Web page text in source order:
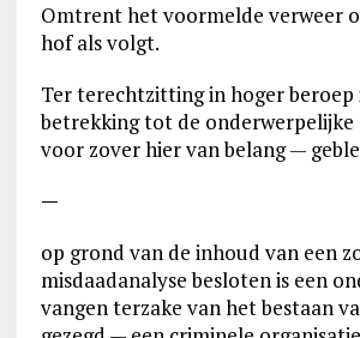
Omtrent het voormelde verweer
hof als volgt.
Ter terechtzitting in hoger beroep
betrekking tot de
voor zover hier van belang —
—
op grond van de inhoud van een
misdaadanalyse besloten is een
vangen terzake van het bestaan